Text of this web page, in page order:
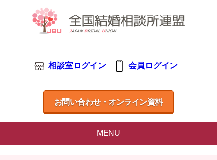
相談室ログイン 会員ログイン
お問い合わせ・オンライン資料
MENU